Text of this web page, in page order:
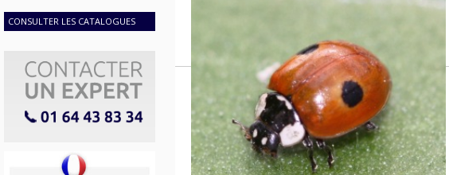
CONSULTER LES CATALOGUES